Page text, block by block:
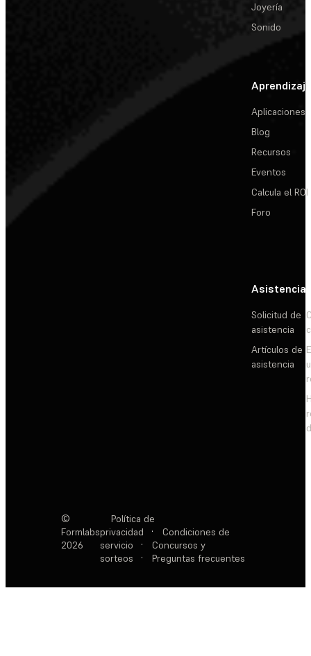
Joyería
Sonido
Aprendizaje
Aplicaciones
Blog
Recursos
Eventos
Calcula el ROI
Foro
Asistencia
Solicitud de
asistencia
Artículos de
asistencia
©
Formlabs
2026
Política de
privacidad
·
Condiciones de
servicio
·
Concursos y
sorteos
· Preguntas frecuentes